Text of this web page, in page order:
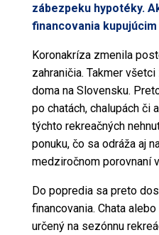
zábezpeku hypotéky.
financovania
Koronakríza zmenila
zahraničia. Takmer
doma na Slovensku.
po chatách, chalupách či
týchto rekreačných
ponuku, čo sa odráža aj
medziročnom porovnaní
Do popredia sa preto
financovania. Chata
určený na sezónnu